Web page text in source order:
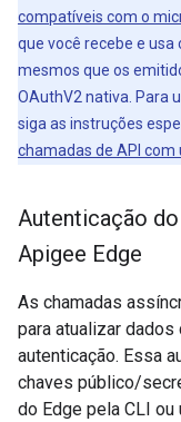
compatíveis com o
que você recebe e usa
mesmos que os
OAuthV2 nativa. Para
siga as instruções
chamadas de API
Autenticação
Apigee Edge
As chamadas
para atualizar
autenticação. Essa
chaves público/
do Edge pela CLI